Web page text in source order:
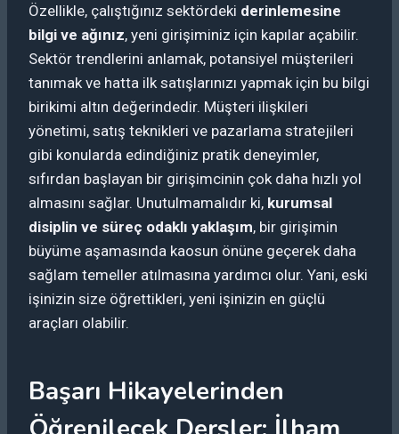
Özellikle, çalıştığınız sektördeki derinlemesine
bilgi ve ağınız, yeni girişiminiz için kapılar açabilir.
Sektör trendlerini anlamak, potansiyel müşterileri
tanımak ve hatta ilk satışlarınızı yapmak için bu bilgi
birikimi altın değerindedir. Müşteri ilişkileri
yönetimi, satış teknikleri ve pazarlama stratejileri
gibi konularda edindiğiniz pratik deneyimler,
sıfırdan başlayan bir girişimcinin çok daha hızlı yol
almasını sağlar. Unutulmamalıdır ki, kurumsal
disiplin ve süreç odaklı yaklaşım, bir girişimin
büyüme aşamasında kaosun önüne geçerek daha
sağlam temeller atılmasına yardımcı olur. Yani, eski
işinizin size öğrettikleri, yeni işinizin en güçlü
araçları olabilir.
Başarı Hikayelerinden